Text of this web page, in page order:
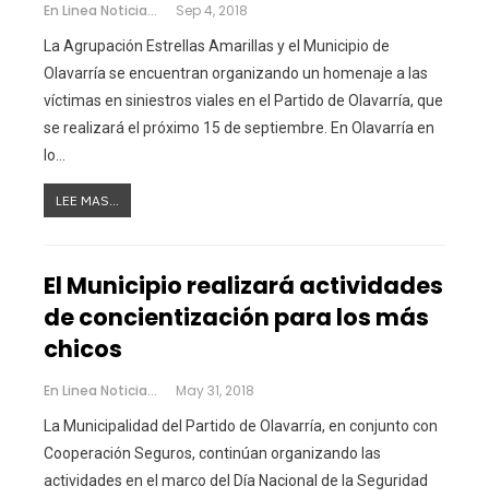
En Linea Noticias Sep 4, 2018
La Agrupación Estrellas Amarillas y el Municipio de
Olavarría se encuentran organizando un homenaje a las
víctimas en siniestros viales en el Partido de Olavarría, que
se realizará el próximo 15 de septiembre. En Olavarría en
lo…
LEE MAS...
El Municipio realizará actividades
de concientización para los más
chicos
En Linea Noticias May 31, 2018
La Municipalidad del Partido de Olavarría, en conjunto con
Cooperación Seguros, continúan organizando las
actividades en el marco del Día Nacional de la Seguridad